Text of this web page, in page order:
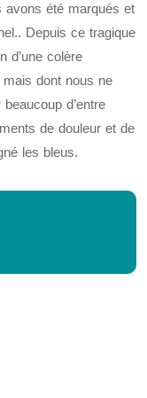
avons été marqués et
Depuis ce tragique
d’une colère
dont nous ne
d’entre
de douleur et de
les bleus.